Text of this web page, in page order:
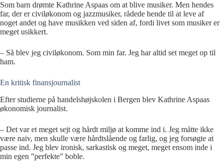
Som barn drømte Kathrine Aspaas om at blive musiker. Men hendes
far, der er civiløkonom og jazzmusiker, rådede hende til at leve af
noget andet og have musikken ved siden af, fordi livet som musiker er
meget usikkert.
– Så blev jeg civiløkonom. Som min far. Jeg har altid set meget op til
ham.
En kritisk finansjournalist
Efter studierne på handelshøjskolen i Bergen blev Kathrine Aspaas
økonomisk journalist.
– Det var et meget sejt og hårdt miljø at komme ind i. Jeg måtte ikke
være naiv, men skulle være hårdtslående og farlig, og jeg forsøgte at
passe ind. Jeg blev ironisk, sarkastisk og meget, meget ensom inde i
min egen ”perfekte” boble.